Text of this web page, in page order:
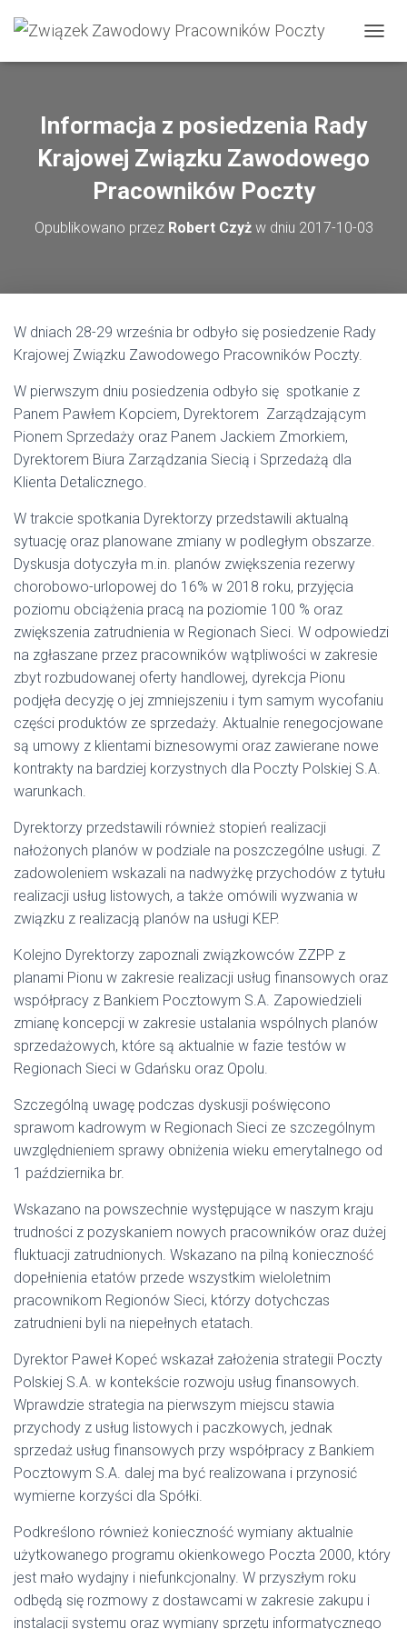
Informacja z posiedzenia Rady
Krajowej Związku Zawodowego
Pracowników Poczty
Opublikowano przez Robert Czyżw dniu 2017-10-03
W dniach 28-29 września br odbyło się posiedzenie Rady
Krajowej Związku Zawodowego Pracowników Poczty.
W pierwszym dniu posiedzenia odbyło się spotkanie z
Panem Pawłem Kopciem, Dyrektorem Zarządzającym
Pionem Sprzedaży oraz Panem Jackiem Zmorkiem,
Dyrektorem Biura Zarządzania Siecią i Sprzedażą dla
Klienta Detalicznego.
W trakcie spotkania Dyrektorzy przedstawili aktualną
sytuację oraz planowane zmiany w podległym obszarze.
Dyskusja dotyczyła m.in. planów zwiększenia rezerwy
chorobowo-urlopowej do 16% w 2018 roku, przyjęcia
poziomu obciążenia pracą na poziomie 100 % oraz
zwiększenia zatrudnienia w Regionach Sieci. W odpowiedzi
na zgłaszane przez pracowników wątpliwości w zakresie
zbyt rozbudowanej oferty handlowej, dyrekcja Pionu
podjęła decyzję o jej zmniejszeniu i tym samym wycofaniu
części produktów ze sprzedaży. Aktualnie renegocjowane
są umowy z klientami biznesowymi oraz zawierane nowe
kontrakty na bardziej korzystnych dla Poczty Polskiej S.A.
warunkach.
Dyrektorzy przedstawili również stopień realizacji
nałożonych planów w podziale na poszczególne usługi. Z
zadowoleniem wskazali na nadwyżkę przychodów z tytułu
realizacji usług listowych, a także omówili wyzwania w
związku z realizacją planów na usługi KEP.
Kolejno Dyrektorzy zapoznali związkowców ZZPP z
planami Pionu w zakresie realizacji usług finansowych oraz
współpracy z Bankiem Pocztowym S.A. Zapowiedzieli
zmianę koncepcji w zakresie ustalania wspólnych planów
sprzedażowych, które są aktualnie w fazie testów w
Regionach Sieci w Gdańsku oraz Opolu.
Szczególną uwagę podczas dyskusji poświęcono
sprawom kadrowym w Regionach Sieci ze szczególnym
uwzględnieniem sprawy obniżenia wieku emerytalnego od
1 października br.
Wskazano na powszechnie występujące w naszym kraju
trudności z pozyskaniem nowych pracowników oraz dużej
fluktuacji zatrudnionych. Wskazano na pilną konieczność
dopełnienia etatów przede wszystkim wieloletnim
pracownikom Regionów Sieci, którzy dotychczas
zatrudnieni byli na niepełnych etatach.
Dyrektor Paweł Kopeć wskazał założenia strategii Poczty
Polskiej S.A. w kontekście rozwoju usług finansowych.
Wprawdzie strategia na pierwszym miejscu stawia
przychody z usług listowych i paczkowych, jednak
sprzedaż usług finansowych przy współpracy z Bankiem
Pocztowym S.A. dalej ma być realizowana i przynosić
wymierne korzyści dla Spółki.
Podkreślono również konieczność wymiany aktualnie
użytkowanego programu okienkowego Poczta 2000, który
jest mało wydajny i niefunkcjonalny. W przyszłym roku
odbędą się rozmowy z dostawcami w zakresie zakupu i
instalacji systemu oraz wymiany sprzętu informatycznego